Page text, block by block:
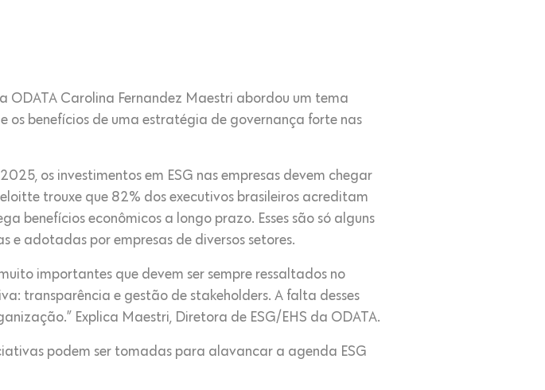
ODATA Carolina Fernandez Maestri abordou um tema
os benefícios de uma estratégia de governança forte nas
os investimentos em ESG nas empresas devem chegar
trouxe que 82% dos executivos brasileiros acreditam
benefícios econômicos a longo prazo. Esses são só alguns
e adotadas por empresas de diversos setores.
importantes que devem ser sempre ressaltados no
transparência e gestão de stakeholders. A falta desses
Explica Maestri, Diretora de ESG/EHS da ODATA.
podem ser tomadas para alavancar a agenda ESG